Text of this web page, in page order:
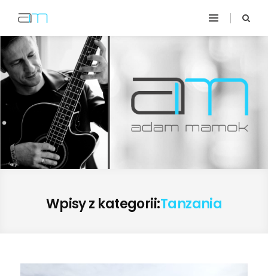
Wpisy z kategorii:Tanzania